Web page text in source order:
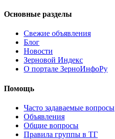
Основные разделы
Свежие объявления
Блог
Новости
Зерновой Индекс
О портале ЗерноИнфоРу
Помощь
Часто задаваемые вопросы
Объявления
Общие вопросы
Правила группы в ТГ